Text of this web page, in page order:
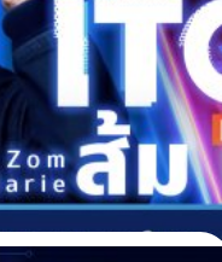
น 5 ผู้ชนะเลิศการแข่งขัน
ลิตี้โชว์ที่เฟ้นหาผู้มีความ
ริ่มเป็นที่รู้จักในบทเพลง
ลงานตามมา ทั้งในฐานะ
รเป็นยูทูบเบอร์